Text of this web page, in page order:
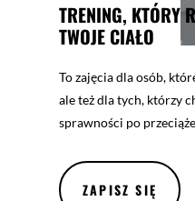
TRENING, KTÓRY
TWOJE CIAŁO
To zajęcia dla osób,
ale też dla tych, którzy
sprawności po
ZAPISZ SIĘ